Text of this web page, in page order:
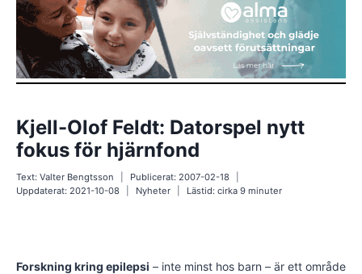
Kjell-Olof Feldt: Datorspel nytt
fokus för hjärnfond
Text: Valter Bengtsson Publicerat: 2007-02-18
Uppdaterat: 2021-10-08 Nyheter Lästid: cirka9minuter
Forskning kring epilepsi – inte minst hos barn – är ett område